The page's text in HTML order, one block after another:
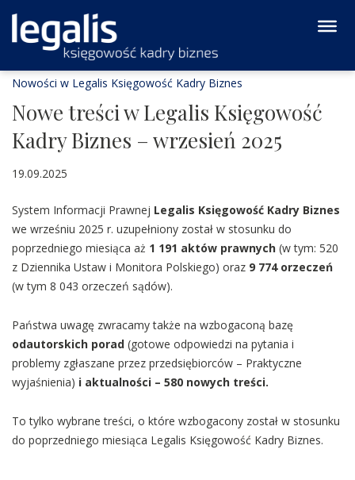
Nowości w Legalis Księgowość Kadry Biznes
Nowe treści w Legalis Księgowość
Kadry Biznes – wrzesień 2025
19.09.2025
System Informacji Prawnej Legalis Księgowość Kadry Biznes
we wrześniu 2025 r. uzupełniony został w stosunku do
poprzedniego miesiąca aż 1 191 aktów prawnych (w tym: 520
z Dziennika Ustaw i Monitora Polskiego) oraz 9 774 orzeczeń
(w tym 8 043 orzeczeń sądów).
Państwa uwagę zwracamy także na wzbogaconą bazę
odautorskich porad (gotowe odpowiedzi na pytania i
problemy zgłaszane przez przedsiębiorców – Praktyczne
wyjaśnienia) i aktualności – 580 nowych treści.
To tylko wybrane treści, o które wzbogacony został w stosunku
do poprzedniego miesiąca Legalis Księgowość Kadry Biznes.